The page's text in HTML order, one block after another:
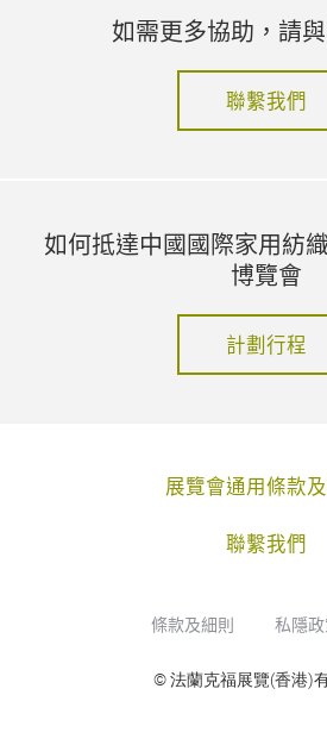
如需更多協助，請
聯繫我們
如何抵達中國國際家用紡
博覽會
計劃行程
展覽會通用條款
聯繫我們
條款及細則 私隱
© 法蘭克福展覽(香港)